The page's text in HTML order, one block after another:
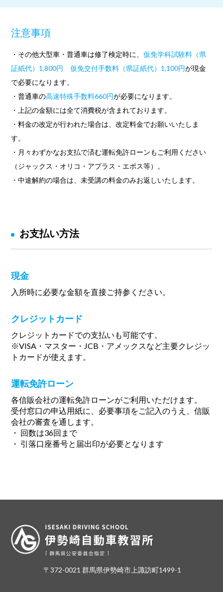
注意事項
・その他大型車・普通車は修了検定時に、仮免学科試験料（県
証紙代）1,800円 仮免交付手数料（県証紙代）1,100円が現金
で必要になります。
・普通車の高速特殊手数料660円が必要になります。
・上記の金額には全て消費税が含まれております。
・料金の改定が行われた場合は、改定料金でお願いいたしま
す。
・月々わずかなお支払で済む運転免許ローンもご利用ください
（ジャックス・オリコ・アプラス・エポス等）。
・中途解約の場合は、未受講の料金のみお返しいたします。
お支払い方法
現金
入所時に必要な金額を直接ご持参ください。
クレジットカード
クレジットカードでの支払いも可能です。
※VISA・マスター・JCB・アメックスなど主要クレジッ
トカードが使えます。
運転免許ローン
各信販会社の運転免許ローンがご利用いただけます。
受付窓口の申込用紙に、必要事項をご記入のうえ、信販
会社の審査を通します。
・ 回数は36回まで
・ 引落口座番号と届出印が必要となります
〒372-0021 群馬県伊勢崎市上諏訪町1499-1